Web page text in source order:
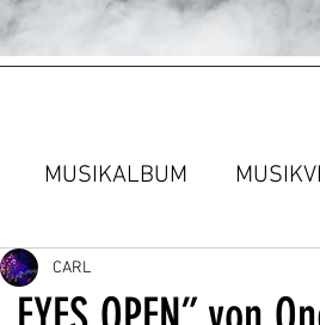
MUSIKALBUM
CARL